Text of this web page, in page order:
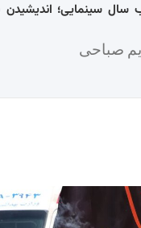
سال سینمایی؛ اندیشیدن
صباحی